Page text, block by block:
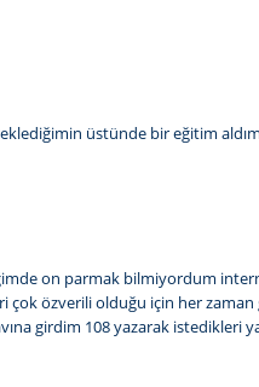
Beklediğimin üstünde bir eğitim
on parmak bilmiyordum
özverili olduğu için her
girdim 108 yazarak istedikleri